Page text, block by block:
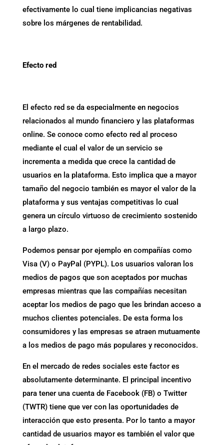
efectivamente lo cual tiene implicancias negativas
sobre los márgenes de rentabilidad.
Efecto red
El efecto red se da especialmente en negocios
relacionados al mundo financiero y las plataformas
online. Se conoce como efecto red al proceso
mediante el cual el valor de un servicio se
incrementa a medida que crece la cantidad de
usuarios en la plataforma. Esto implica que a mayor
tamaño del negocio también es mayor el valor de la
plataforma y sus ventajas competitivas lo cual
genera un círculo virtuoso de crecimiento sostenido
a largo plazo.
Podemos pensar por ejemplo en compañías como
Visa (V) o PayPal (PYPL). Los usuarios valoran los
medios de pagos que son aceptados por muchas
empresas mientras que las compañías necesitan
aceptar los medios de pago que les brindan acceso a
muchos clientes potenciales. De esta forma los
consumidores y las empresas se atraen mutuamente
a los medios de pago más populares y reconocidos.
En el mercado de redes sociales este factor es
absolutamente determinante. El principal incentivo
para tener una cuenta de Facebook (FB) o Twitter
(TWTR) tiene que ver con las oportunidades de
interacción que esto presenta. Por lo tanto a mayor
cantidad de usuarios mayor es también el valor que